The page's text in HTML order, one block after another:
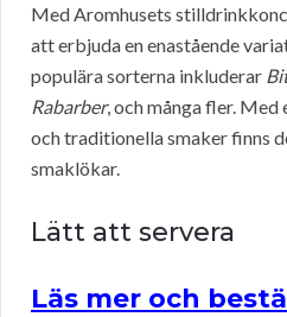
Med Aromhusets
att erbjuda en enastående
populära sorterna inkluderar
Rabarber, och många fler.
och traditionella smaker finns
smaklökar.
Lätt att servera
Läs mer och